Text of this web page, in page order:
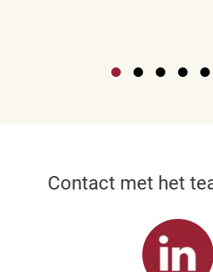
Contact met het